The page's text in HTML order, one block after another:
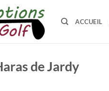
ACCUEIL
de Jardy